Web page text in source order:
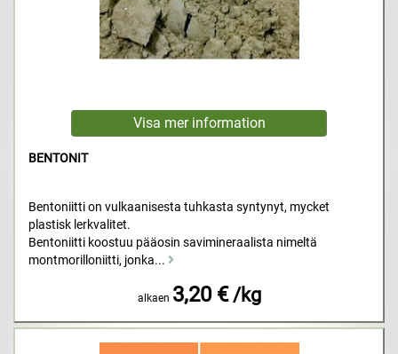
BENTONIT
Bentoniitti on vulkaanisesta tuhkasta syntynyt, mycket
plastisk lerkvalitet.
Bentoniitti koostuu pääosin savimineraalista nimeltä
montmorilloniitti, jonka...
alkaen 3,20 € /kg